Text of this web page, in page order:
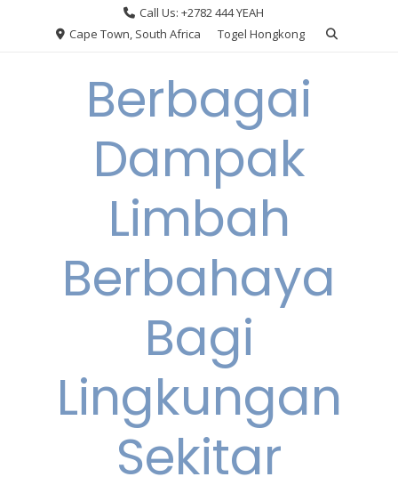
Call Us: +2782 444 YEAH
Cape Town, South Africa
Togel Hongkong
Berbagai
Dampak
Limbah
Berbahaya
Bagi
Lingkungan
Sekitar